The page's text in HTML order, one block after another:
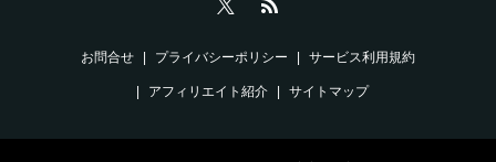
お問合せ プライバシーポリシー サービス利用規約
アフィリエイト紹介 サイトマップ